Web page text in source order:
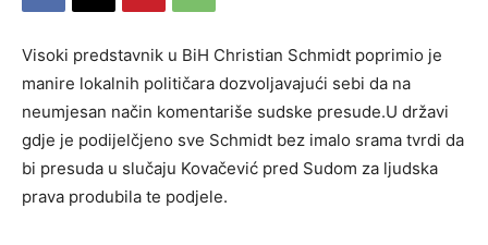
Visoki predstavnik u BiH Christian Schmidt poprimio je
manire lokalnih političara dozvoljavajući sebi da na
neumjesan način komentariše sudske presude.U državi
gdje je podijelčjeno sve Schmidt bez imalo srama tvrdi da
bi presuda u slučaju Kovačević pred Sudom za ljudska
prava produbila te podjele.